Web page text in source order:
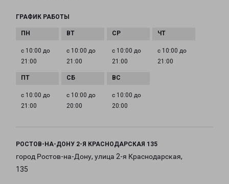
ГРАФИК РАБОТЫ
с 10:00 до
21:00
с 10:00 до
21:00
с 10:00 до
21:00
с 10:00 до
21:00
с 10:00 до
21:00
с 10:00 до
20:00
с 10:00 до
20:00
РОСТОВ-НА-ДОНУ 2-Я КРАСНОДАРСКАЯ 135
город Ростов-на-Дону, улица 2-я Краснодарская,
135